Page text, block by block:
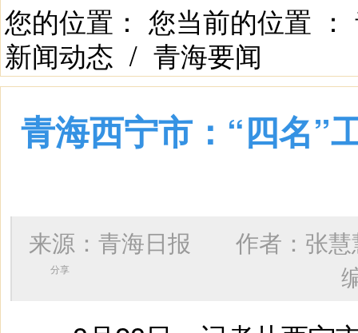
您的位置： 您当前的位置 ：
新闻动态 / 青海要闻
青海西宁市：“四名”
来源：青海日报 作者： 张
分享